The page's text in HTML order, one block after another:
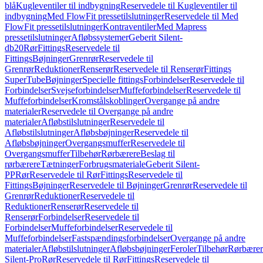
blåKugleventiler til indbygningReservedele til Kugleventiler til
indbygningMed FlowFit pressetilslutningerReservedele til Med
FlowFit pressetilslutningerKontraventilerMed Mapress
pressetilslutningerAfløbssystemerGeberit Silent-
db20RørFittingsReservedele til
FittingsBøjningerGrenrørReservedele til
GrenrørReduktionerRenserørReservedele til RenserørFittings
SuperTubeBøjningerSpecielle fittingsForbindelserReservedele til
ForbindelserSvejseforbindelserMuffeforbindelserReservedele til
MuffeforbindelserKromstålskoblingerOvergange på andre
materialerReservedele til Overgange på andre
materialerAfløbstilslutningerReservedele til
AfløbstilslutningerAfløbsbøjningerReservedele til
AfløbsbøjningerOvergangsmufferReservedele til
OvergangsmufferTilbehørRørbærereBeslag til
rørbærereTætningerForbrugsmaterialeGeberit Silent-
PPRørReservedele til RørFittingsReservedele til
FittingsBøjningerReservedele til BøjningerGrenrørReservedele til
GrenrørReduktionerReservedele til
ReduktionerRenserørReservedele til
RenserørForbindelserReservedele til
ForbindelserMuffeforbindelserReservedele til
MuffeforbindelserFastspændingsforbindelserOvergange på andre
materialerAfløbstilslutningerAfløbsbøjningerFerolerTilbehør
Silent-ProRørReservedele til RørFittingsReservedele til